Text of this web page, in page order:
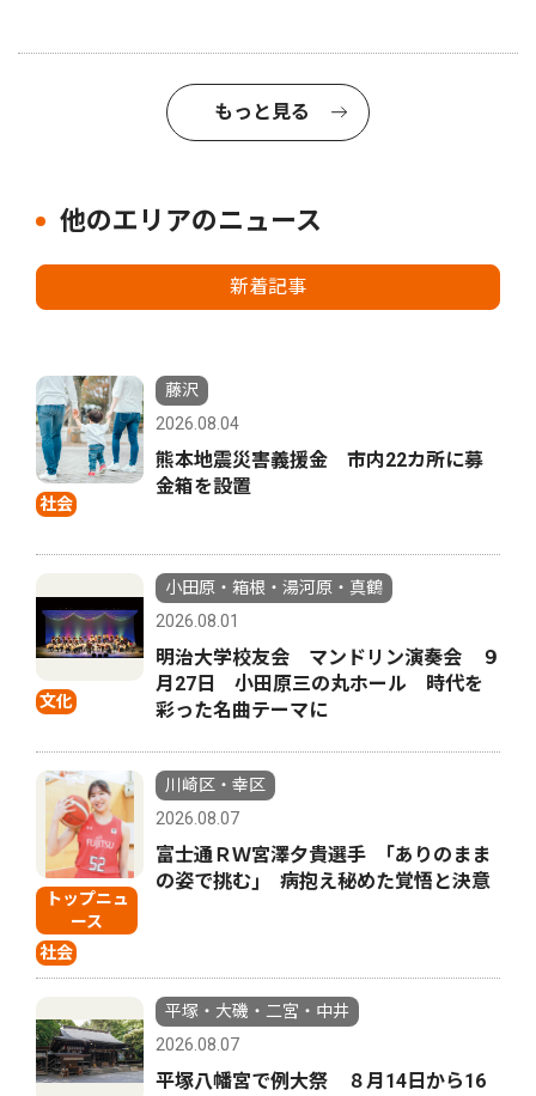
もっと見る
他のエリアのニュース
新着記事
社会
藤沢
2026.08.04
熊本地震災害義援金 市内22カ所に募
金箱を設置
文化
小田原・箱根・湯河原・真鶴
2026.08.01
明治大学校友会 マンドリン演奏会 ９
月27日 小田原三の丸ホール 時代を
彩った名曲テーマに
トップニュ
ース
社会
川崎区・幸区
2026.08.07
富士通ＲＷ宮澤夕貴選手 ｢ありのまま
の姿で挑む｣ 病抱え秘めた覚悟と決意
平塚・大磯・二宮・中井
2026.08.07
平塚八幡宮で例大祭 ８月14日から16